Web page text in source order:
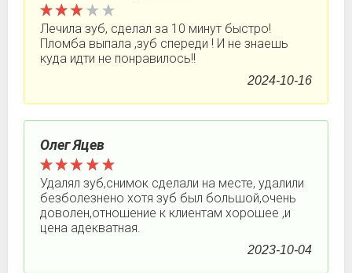
Лечила зуб, сделал за 10 минут быстро!
Пломба выпала ,зуб спереди ! И не знаешь
куда идти не понравилось!!
2024-10-16
Олег Яцев
Удалял зуб,снимок сделали на месте, удалили
безболезнено хотя зуб был большой,очень
доволен,отношение к клиентам хорошее ,и
цена адекватная.
2023-10-04